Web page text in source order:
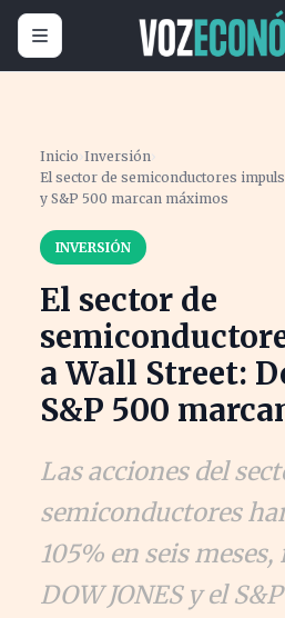
Inicio ›Inversión›
El sector de semiconductores
y S&P 500 marcan máximos
INVERSIÓN
El sector de
a Wall Street:
S&P 500
Las acciones del
semiconductores
105% en seis
DOW JONES y el